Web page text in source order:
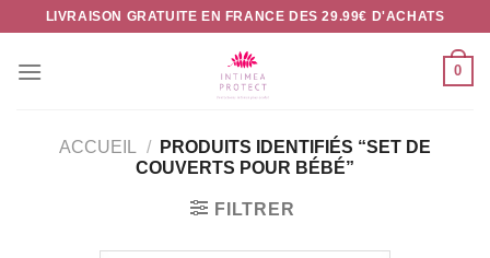
Passer
contenu
LIVRAISON GRATUITE EN FRANCE DES 29.99€ D'ACHATS
0
ACCUEIL /
PRODUITS IDENTIFIÉS “SET DE
COUVERTS POUR BÉBÉ”
FILTRER